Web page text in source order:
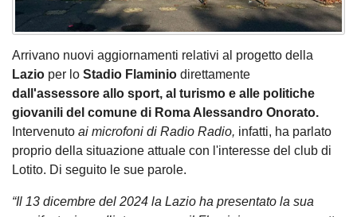
Arrivano nuovi aggiornamenti relativi al progetto della
Lazio per lo Stadio Flaminio direttamente
dall'assessore allo sport, al turismo e alle politiche
giovanili del comune di Roma Alessandro Onorato.
Intervenuto ai microfoni di Radio Radio, infatti, ha parlato
proprio della situazione attuale con l'interesse del club di
Lotito. Di seguito le sue parole.
“Il 13 dicembre del 2024 la Lazio ha presentato la sua